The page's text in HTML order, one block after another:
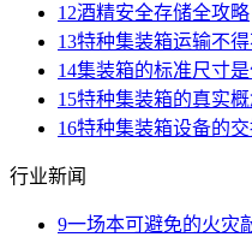
12酒精安全存储全攻略
13特种集装箱运输不
14集装箱的标准尺寸是
15特种集装箱的真实
16特种集装箱设备的交
行业新闻
9一场本可避免的火灾